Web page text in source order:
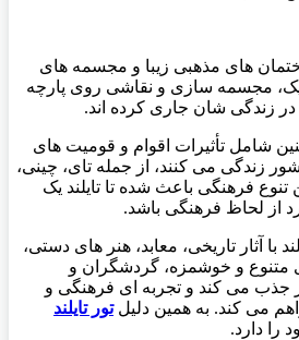
های مذهبی زیبا و مجسمه‌ های
مجسمه سازی و نقاشی روی پارچه‌
در زندگی ‌شان جاری کرده‌ اند.
شامل تأثیرات اقوام و قومیت‌ های
زندگی می ‌کنند، از جمله تای، چینی،
تنوع فرهنگی باعث شده تا تایلند یک
از لحاظ فرهنگی باشد.
با آثار تاریخی، معابد، هنر های دستی،
متنوع و خوشمزه، گردشگران و
جذب می ‌کند و تجربه ‌ای فرهنگی و
می ‌کند. به همین دلیلتور تایلند
را دارد.